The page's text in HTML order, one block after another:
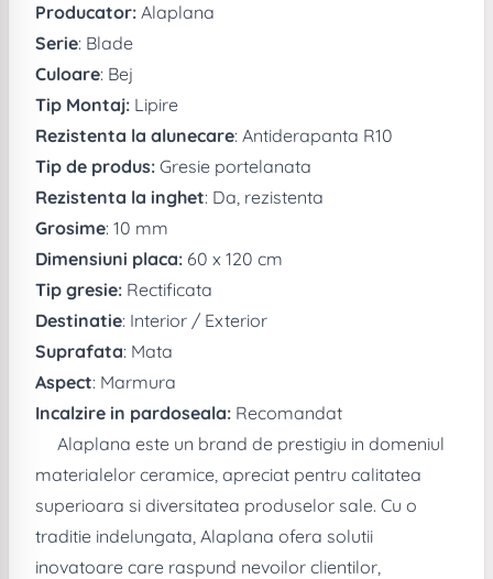
Producator: Alaplana
Serie: Blade
Culoare: Bej
Tip Montaj: Lipire
Rezistenta la alunecare: Antiderapanta R10
Tip de produs: Gresie portelanata
Rezistenta la inghet: Da, rezistenta
Grosime: 10 mm
Dimensiuni placa: 60 x 120 cm
Tip gresie: Rectificata
Destinatie: Interior / Exterior
Suprafata: Mata
Aspect: Marmura
Incalzire in pardoseala: Recomandat
Alaplana este un brand de prestigiu in domeniul
materialelor ceramice, apreciat pentru calitatea
superioara si diversitatea produselor sale. Cu o
traditie indelungata, Alaplana ofera solutii
inovatoare care raspund nevoilor clientilor,